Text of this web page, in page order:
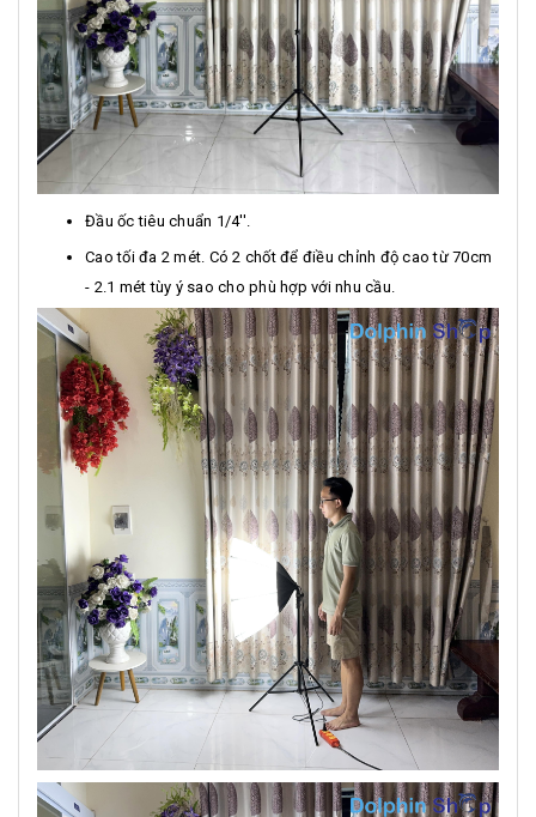
Đầu ốc tiêu chuẩn 1/4''.
Cao tối đa 2 mét. Có 2 chốt để điều chỉnh độ cao từ 70cm
- 2.1 mét tùy ý sao cho phù hợp với nhu cầu.